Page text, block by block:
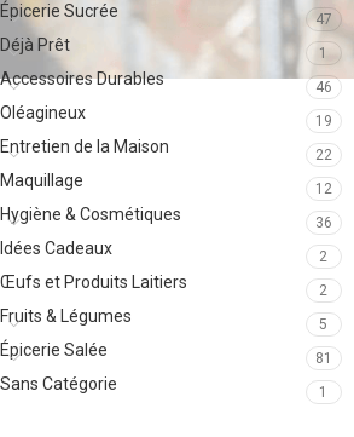
Épicerie Sucrée 47
Déjà Prêt 1
Accessoires Durables 46
Oléagineux 19
Entretien de la Maison 22
Maquillage 12
Hygiène & Cosmétiques 36
Idées Cadeaux 2
Œufs et Produits Laitiers 2
Fruits & Légumes 5
Épicerie Salée 81
Sans Catégorie 1